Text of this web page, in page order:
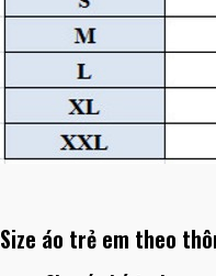
Size áo trẻ em theo